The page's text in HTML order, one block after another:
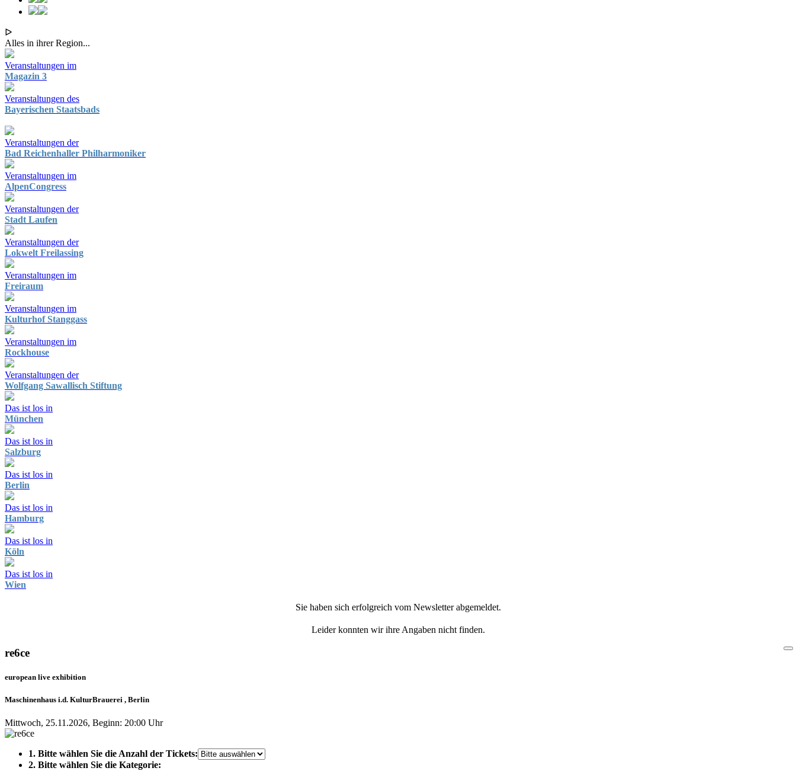
ᐅ
Alles in ihrer Region...
Veranstaltungen im
Magazin 3
Veranstaltungen des
Bayerischen Staatsbads
Veranstaltungen der
Bad Reichenhaller Philharmoniker
Veranstaltungen im
AlpenCongress
Veranstaltungen der
Stadt Laufen
Veranstaltungen der
Lokwelt Freilassing
Veranstaltungen im
Freiraum
Veranstaltungen im
Kulturhof Stanggass
Veranstaltungen im
Rockhouse
Veranstaltungen der
Wolfgang Sawallisch Stiftung
Das ist los in
München
Das ist los in
Salzburg
Das ist los in
Berlin
Das ist los in
Hamburg
Das ist los in
Köln
Das ist los in
Wien
Sie haben sich erfolgreich vom Newsletter abgemeldet.
Leider konnten wir ihre Angaben nicht finden.
re6ce
european live exhibition
Maschinenhaus i.d. KulturBrauerei , Berlin
Mittwoch, 25.11.2026, Beginn: 20:00 Uhr
1. Bitte wählen Sie die Anzahl der Tickets:
2. Bitte wählen Sie die Kategorie: